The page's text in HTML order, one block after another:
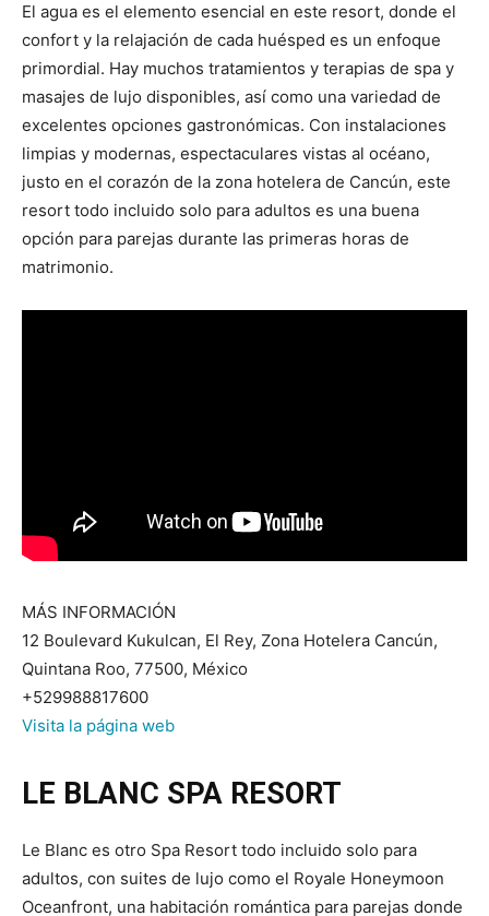
El agua es el elemento esencial en este resort, donde el
confort y la relajación de cada huésped es un enfoque
primordial. Hay muchos tratamientos y terapias de spa y
masajes de lujo disponibles, así como una variedad de
excelentes opciones gastronómicas. Con instalaciones
limpias y modernas, espectaculares vistas al océano,
justo en el corazón de la zona hotelera de Cancún, este
resort todo incluido solo para adultos es una buena
opción para parejas durante las primeras horas de
matrimonio.
MÁS INFORMACIÓN
12 Boulevard Kukulcan, El Rey, Zona Hotelera Cancún,
Quintana Roo, 77500, México
+529988817600
Visita la página web
LE BLANC SPA RESORT
Le Blanc es otro Spa Resort todo incluido solo para
adultos, con suites de lujo como el Royale Honeymoon
Oceanfront, una habitación romántica para parejas donde